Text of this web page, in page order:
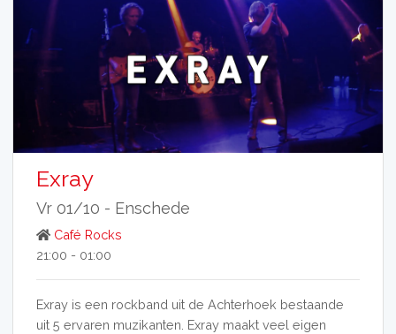
Exray
Vr 01/10 - Enschede
Café Rocks
21:00 - 01:00
Exray is een rockband uit de Achterhoek bestaande
uit 5 ervaren muzikanten. Exray maakt veel eigen